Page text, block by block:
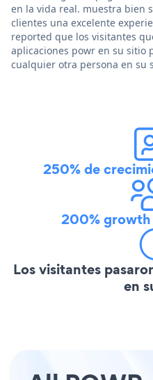
en la vida real. muestra bien
clientes una excelente
reported que los visitantes
aplicaciones powr en su sitio
cualquier otra persona en su
250% de
200% growth
Los visitantes
en